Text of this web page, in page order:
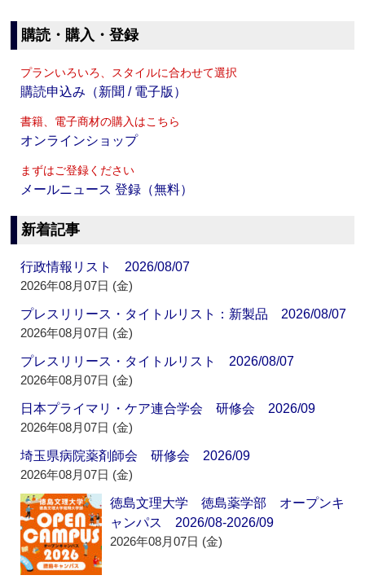
購読・購入・登録
プランいろいろ、スタイルに合わせて選択
購読申込み（新聞 / 電子版）
書籍、電子商材の購入はこちら
オンラインショップ
まずはご登録ください
メールニュース 登録（無料）
新着記事
行政情報リスト 2026/08/07
2026年08月07日 (金)
プレスリリース・タイトルリスト：新製品 2026/08/07
2026年08月07日 (金)
プレスリリース・タイトルリスト 2026/08/07
2026年08月07日 (金)
日本プライマリ・ケア連合学会 研修会 2026/09
2026年08月07日 (金)
埼玉県病院薬剤師会 研修会 2026/09
2026年08月07日 (金)
徳島文理大学 徳島薬学部 オープンキ
ャンパス 2026/08-2026/09
2026年08月07日 (金)